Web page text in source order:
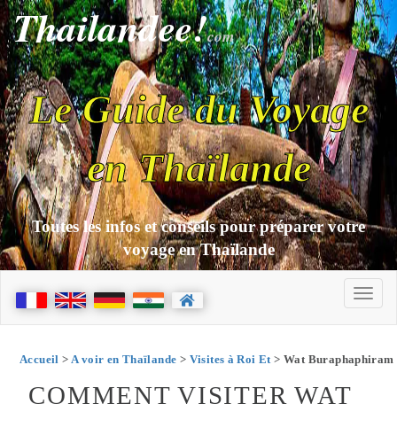
Thailandee!com
Le Guide du Voyage
en Thaïlande
Toutes les infos et conseils pour préparer votre
voyage en Thaïlande
Accueil > A voir en Thaïlande > Visites à Roi Et> Wat Buraphaphiram
COMMENT VISITER WAT